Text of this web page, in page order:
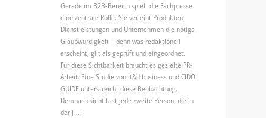
Gerade im B2B-Bereich spielt die Fachpresse
eine zentrale Rolle. Sie verleiht Produkten,
Dienstleistungen und Unternehmen die nötige
Glaubwürdigkeit – denn was redaktionell
erscheint, gilt als geprüft und eingeordnet.
Für diese Sichtbarkeit braucht es gezielte PR-
Arbeit. Eine Studie von it&d business und CIDO
GUIDE unterstreicht diese Beobachtung.
Demnach sieht fast jede zweite Person, die in
der […]